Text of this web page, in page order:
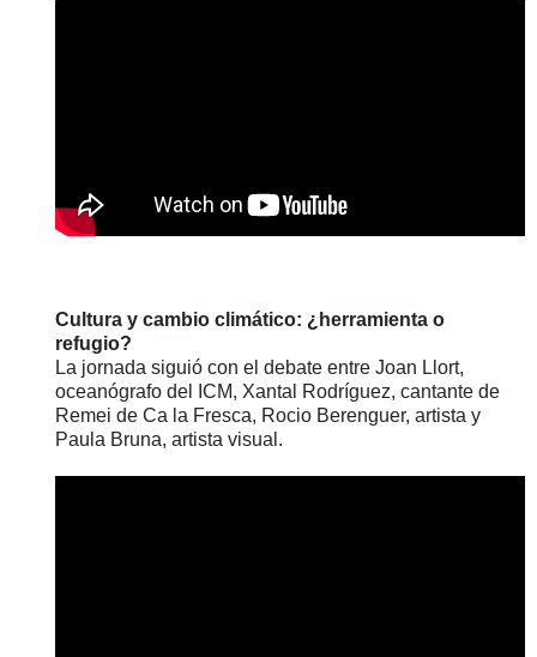
Cultura y cambio climático: ¿herramienta o
refugio?
La jornada siguió con el debate entre Joan Llort,
oceanógrafo del ICM, Xantal Rodríguez, cantante de
Remei de Ca la Fresca, Rocio Berenguer, artista y
Paula Bruna, artista visual.